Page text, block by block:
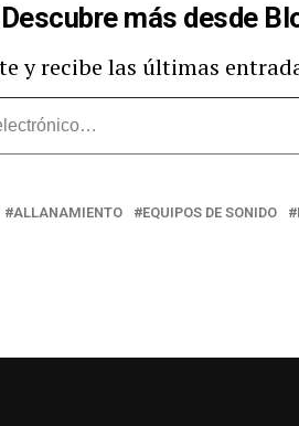
Descubre más desde
y recibe las últimas
ALLANAMIENTO EQUIPOS DE SONIDO